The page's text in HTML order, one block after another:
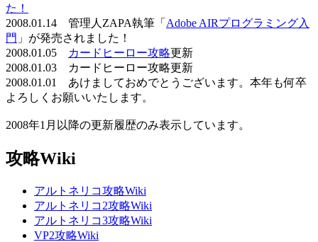
た！
2008.01.14 管理人ZAPA執筆「 Adobe AIRプログラミング入
門 」が発売されました！
2008.01.05
カードヒーロー攻略更新
2008.01.03 カードヒーロー攻略更新
2008.01.01 あけましておめでとうございます。本年も何卒
よろしくお願いいたします。
2008年1月以降の更新履歴のみ表示しています。
攻略Wiki
アルトネリコ攻略Wiki
アルトネリコ2攻略Wiki
アルトネリコ3攻略Wiki
VP2攻略Wiki